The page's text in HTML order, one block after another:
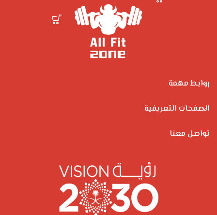
روابط مهمة
الصفحات التعريفية
تواصل معنا